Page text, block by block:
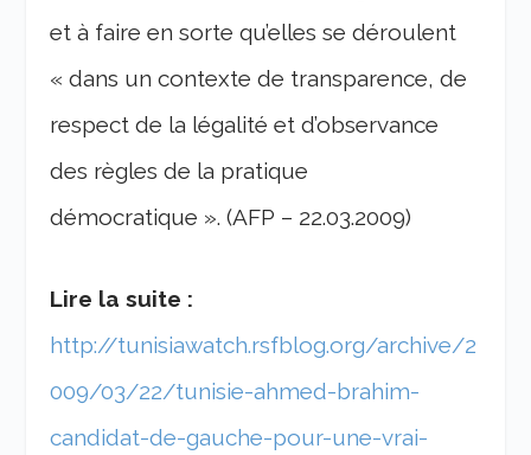
et à faire en sorte qu’elles se déroulent
« dans un contexte de transparence, de
respect de la légalité et d’observance
des règles de la pratique
démocratique ». (AFP – 22.03.2009)
Lire la suite :
http://tunisiawatch.rsfblog.org/archive/2
009/03/22/tunisie-ahmed-brahim-
candidat-de-gauche-pour-une-vrai-